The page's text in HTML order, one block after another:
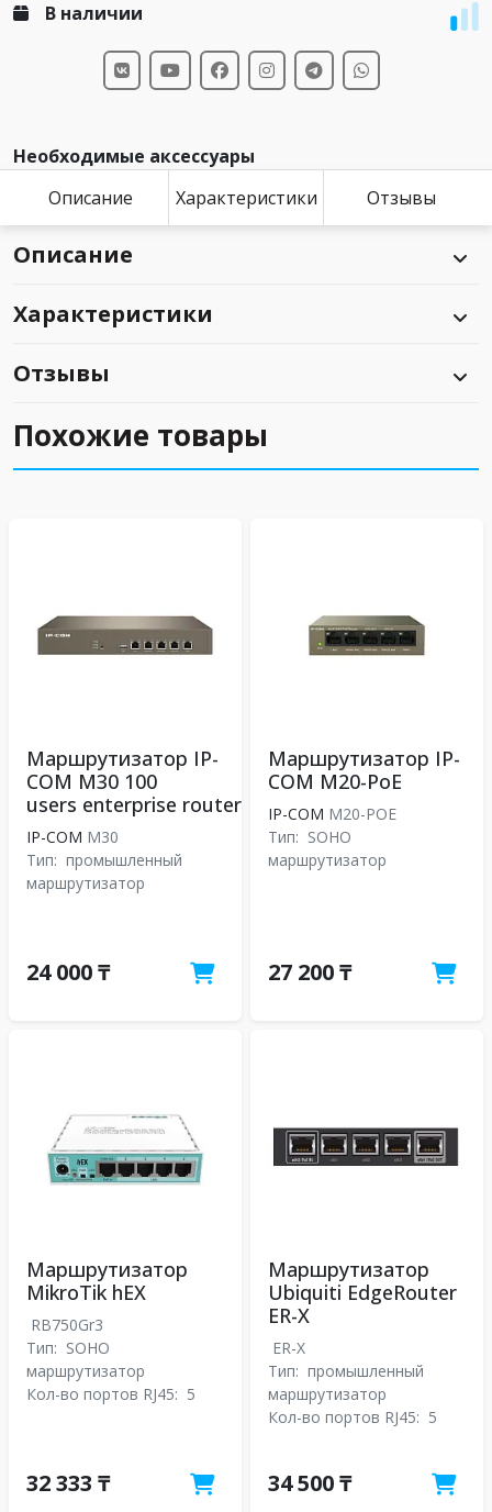
В наличии
Необходимые аксессуары
Описание
Характеристики Отзывы
Описание
Характеристики
Отзывы
Похожие товары
Маршрутизатор IP-
COM М30 100
users enterprise router
IP-COM M30
Тип: промышленный
маршрутизатор
24 000 ₸
Маршрутизатор IP-
COM M20-PoE
IP-COM M20-POE
Тип: SOHO
маршрутизатор
27 200 ₸
Маршрутизатор
MikroTik hEX
RB750Gr3
Тип: SOHO
маршрутизатор
Кол-во портов RJ45: 5
32 333 ₸
Маршрутизатор
Ubiquiti EdgeRouter
ER-X
ER-X
Тип: промышленный
маршрутизатор
Кол-во портов RJ45: 5
34 500 ₸